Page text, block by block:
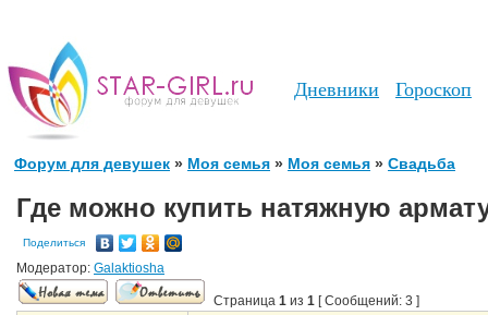
Дневники Гороскоп
Форум для девушек » Моя семья » Моя семья » Свадьба
Где можно купить натяжную
Поделиться
Модератор: Galaktiosha
Страница 1 из 1 [ Сообщений: 3 ]